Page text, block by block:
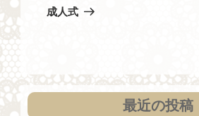
ゲ
ン
の
成人式
最近の投稿